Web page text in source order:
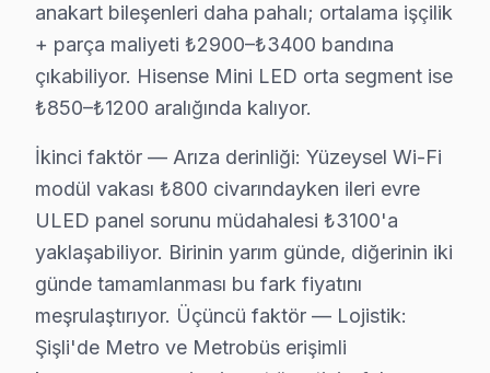
Hisense TV'lerde Sık Görülen Arızalar
Hisense televizyonlar kaliteli yapısıyla öne çıksa da
Hisense ULED ve ULED panel modellerde en
Wi-Fi modül: Hisense'ın ULED mimarisi, bu tür
Son olarak Ses kartı: Şişli bölgesinde buna benzer
» Şişli'de Hisense ULED ve Mini LED panel'ler için
Hisense TV Teknik Rehberi: Panel, Teşhis ve
Şişli'de Hisense modellerinde arıza tespiti için önce
Şişli'de panel teknolojisi açısından: Şişli'de hisense,
anakart bileşenleri daha pahalı; ortalama işçilik
+ parça maliyeti ₺2900–₺3400 bandına
çıkabiliyor. Hisense Mini LED orta segment ise
₺850–₺1200 aralığında kalıyor.
İkinci faktör — Arıza derinliği: Yüzeysel Wi-Fi
modül vakası ₺800 civarındayken ileri evre
ULED panel sorunu müdahalesi ₺3100'a
yaklaşabiliyor. Birinin yarım günde, diğerinin iki
günde tamamlanması bu fark fiyatını
meşrulaştırıyor. Üçüncü faktör — Lojistik:
Şişli'de Metro ve Metrobüs erişimli